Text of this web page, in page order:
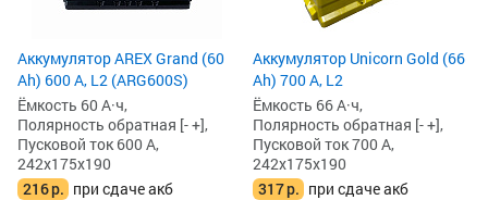
Аккумулятор AREX Grand (60
Ah) 600 А, L2 (ARG600S)
Ёмкость 60 А·ч,
Полярность обратная [- +],
Пусковой ток 600 А,
242x175x190
216р. при сдаче акб
Аккумулятор Unicorn Gold (66
Ah) 700 А, L2
Ёмкость 66 А·ч,
Полярность обратная [- +],
Пусковой ток 700 А,
242x175x190
317р. при сдаче акб